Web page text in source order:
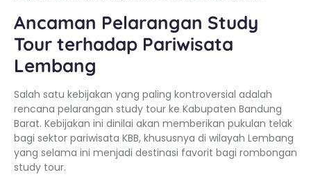
Ancaman Pelarangan Study
Tour terhadap Pariwisata
Lembang
Salah satu kebijakan yang paling kontroversial adalah
rencana pelarangan study tour ke Kabupaten Bandung
Barat. Kebijakan ini dinilai akan memberikan pukulan telak
bagi sektor pariwisata KBB, khususnya di wilayah Lembang
yang selama ini menjadi destinasi favorit bagi rombongan
study tour.